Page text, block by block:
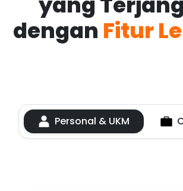
dengan Fitur
Personal & UKM